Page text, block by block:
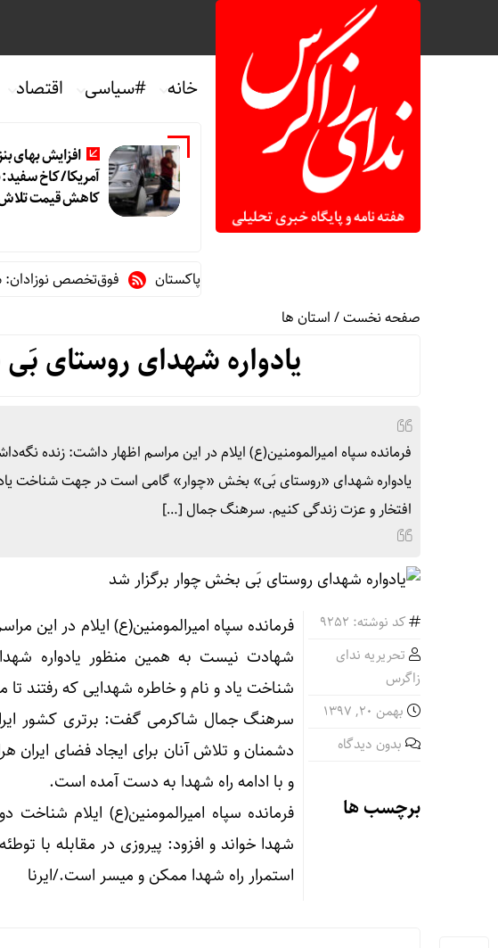
خانه #سیاسی اقتصاد
افزایش بهای
آمریکا/ کاخ سفید:
کاهش قیمت
یمن به توافقنامه دفاعی عربستان، ترکیه و پاکستان فوق‌تخصص نوزادان: شیر
صفحه نخست/استان ها
یادواره شهدای روستای
فرمانده سپاه امیرالمومنین(ع) ایلام در این مراسم اظهار داشت: زنده
یادواره شهدای «روستای بَی» بخش «چوار» گامی است در جهت شناخت یاد و
افتخار و عزت زندگی کنیم. سرهنگ جمال […]
کد نوشته: 9252
تحریریه ندای
زاگرس
بهمن ۲۰, ۱۳۹۷
بدون دیدگاه
برچسب ها
فرمانده سپاه امیرالمومنین(ع) ایلام در این
شهادت نیست به همین منظور یادواره
شناخت یاد و نام و خاطره شهدایی که رفتند تا
سرهنگ جمال شاکرمی گفت: برتری کشور
دشمنان و تلاش آنان برای ایجاد فضای
و با ادامه راه شهدا به دست آمده است.
فرمانده سپاه امیرالمومنین(ع) ایلام
شهدا خواند و افزود: پیروزی در مقابله با
استمرار راه شهدا ممکن و میسر است./ایرنا